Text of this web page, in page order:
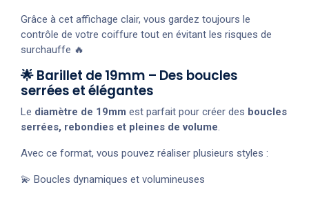
Grâce à cet affichage clair, vous gardez toujours le
contrôle de votre coiffure tout en évitant les risques de
surchauffe 🔥
🌟 Barillet de 19mm – Des boucles
serrées et élégantes
Le diamètre de 19mm est parfait pour créer des boucles
serrées, rebondies et pleines de volume.
Avec ce format, vous pouvez réaliser plusieurs styles :
💫 Boucles dynamiques et volumineuses